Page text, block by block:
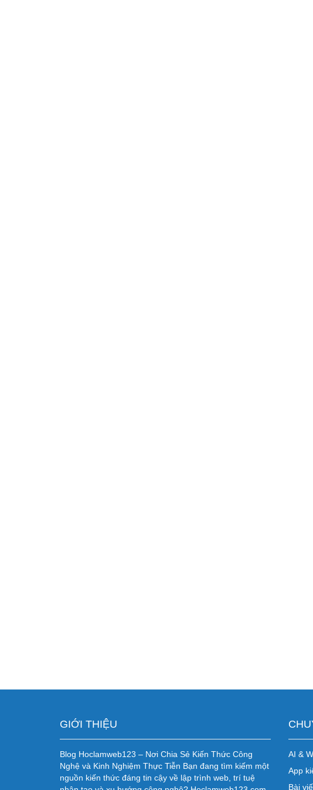
GIỚI THIỆU
Blog Hoclamweb123 – Nơi Chia Sẻ Kiến Thức Công
Nghệ và Kinh Nghiệm Thực Tiễn Bạn đang tìm kiếm một
nguồn kiến thức đáng tin cậy về lập trình web, trí tuệ
AI &
App
Bài